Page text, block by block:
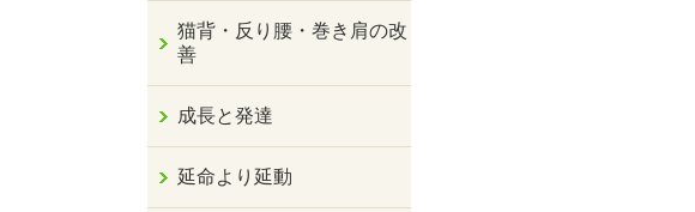
猫背・反り腰・巻き肩の改
善
成長と発達
延命より延動